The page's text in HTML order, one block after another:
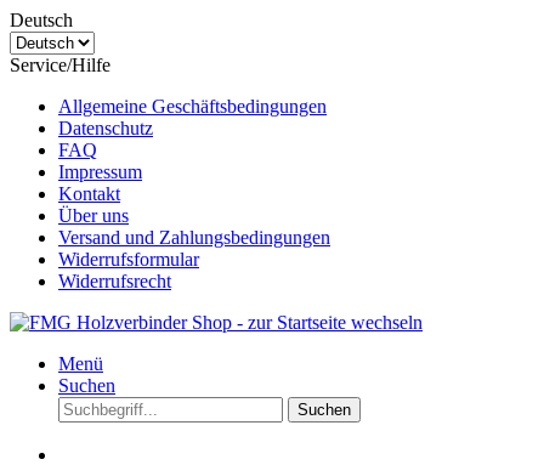
Deutsch
Service/Hilfe
Allgemeine Geschäftsbedingungen
Datenschutz
FAQ
Impressum
Kontakt
Über uns
Versand und Zahlungsbedingungen
Widerrufsformular
Widerrufsrecht
Menü
Suchen
Suchen